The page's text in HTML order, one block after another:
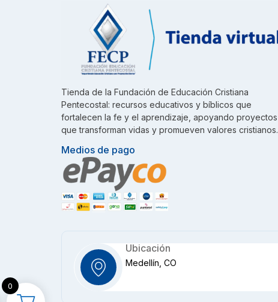
Tienda de la Fundación de Educación Cristiana
Pentecostal: recursos educativos y bíblicos que
fortalecen la fe y el aprendizaje, apoyando proyectos
que transforman vidas y promueven valores cristianos.
Medios de pago
Ubicación
Medellín, CO
0